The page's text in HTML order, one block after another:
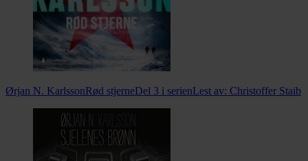
Ørjan N. KarlssonRød stjerneDel 3 i serienLest av: Christoffer Staib